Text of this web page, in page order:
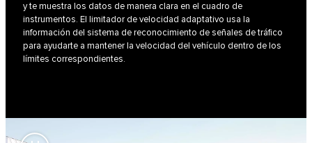
y te muestra los datos de manera clara en el cuadro de
instrumentos. El limitador de velocidad adaptativo usa la
información del sistema de reconocimiento de señales de tráfico
para ayudarte a mantener la velocidad del vehículo dentro de los
límites correspondientes.